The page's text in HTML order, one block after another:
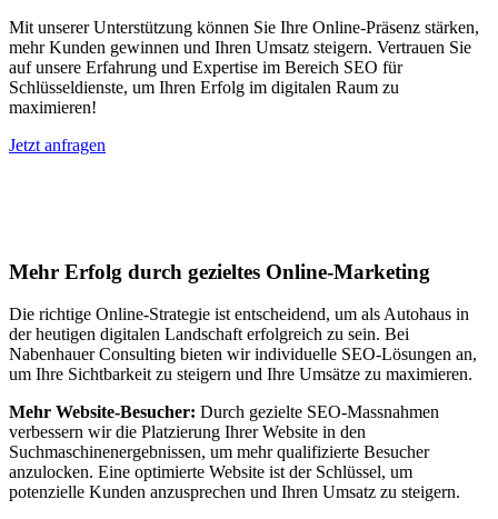
Mit unserer Unterstützung können Sie Ihre Online-Präsenz stärken,
mehr Kunden gewinnen und Ihren Umsatz steigern. Vertrauen Sie
auf unsere Erfahrung und Expertise im Bereich SEO für
Schlüsseldienste, um Ihren Erfolg im digitalen Raum zu
maximieren!
Jetzt anfragen
Mehr Erfolg durch gezieltes Online-Marketing
Die richtige Online-Strategie ist entscheidend, um als Autohaus in
der heutigen digitalen Landschaft erfolgreich zu sein. Bei
Nabenhauer Consulting bieten wir individuelle SEO-Lösungen an,
um Ihre Sichtbarkeit zu steigern und Ihre Umsätze zu maximieren.
Mehr Website-Besucher: Durch gezielte SEO-Massnahmen
verbessern wir die Platzierung Ihrer Website in den
Suchmaschinenergebnissen, um mehr qualifizierte Besucher
anzulocken. Eine optimierte Website ist der Schlüssel, um
potenzielle Kunden anzusprechen und Ihren Umsatz zu steigern.